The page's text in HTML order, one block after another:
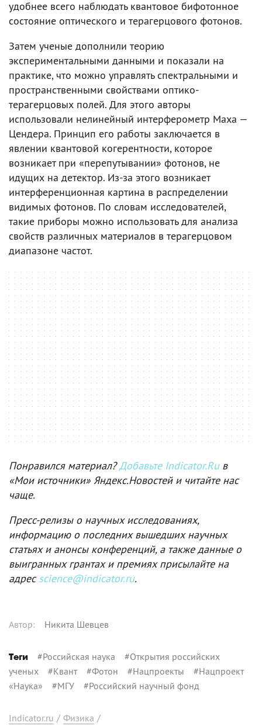
удобнее всего наблюдать квантовое бифотонное
состояние оптического и терагерцового фотонов.
Затем ученые дополнили теорию
экспериментальными данными и показали на
практике, что можно управлять спектральными и
пространственными свойствами оптико-
терагерцовых полей. Для этого авторы
использовали нелинейный интерферометр Маха —
Цендера. Принцип его работы заключается в
явлении квантовой когерентности, которое
возникает при «перепутывании» фотонов, не
идущих на детектор. Из-за этого возникает
интерференционная картина в распределении
видимых фотонов. По словам исследователей,
такие приборы можно использовать для анализа
свойств различных материалов в терагерцовом
диапазоне частот.
Понравился материал?Добавьте Indicator.Ruв
«Мои источники» Яндекс.Новостей и читайте нас
чаще.
Пресс-релизы о научных исследованиях,
информацию о последних вышедших научных
статьях и анонсы конференций, а также данные о
выигранных грантах и премиях присылайте на
адресscience@indicator.ru.
Автор: Никита Шевцев
Теги #Российская наука #Открытия российских
ученых #Квант#Фотон #Нацпроекты #Нацпроект
«Наука» #МГУ #Российский научный фонд
Indicator.ru / Физика /